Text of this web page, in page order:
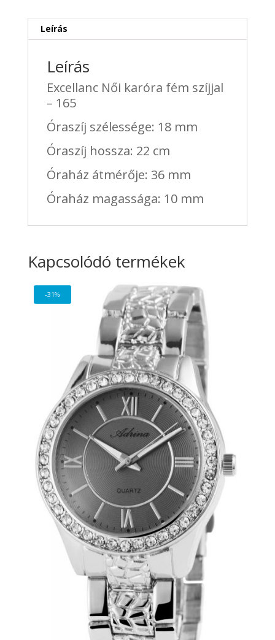
Leírás
Leírás
Excellanc Női karóra fém szíjjal
– 165
Óraszíj szélessége: 18 mm
Óraszíj hossza: 22 cm
Óraház átmérője: 36 mm
Óraház magassága: 10 mm
Kapcsolódó termékek
-31%